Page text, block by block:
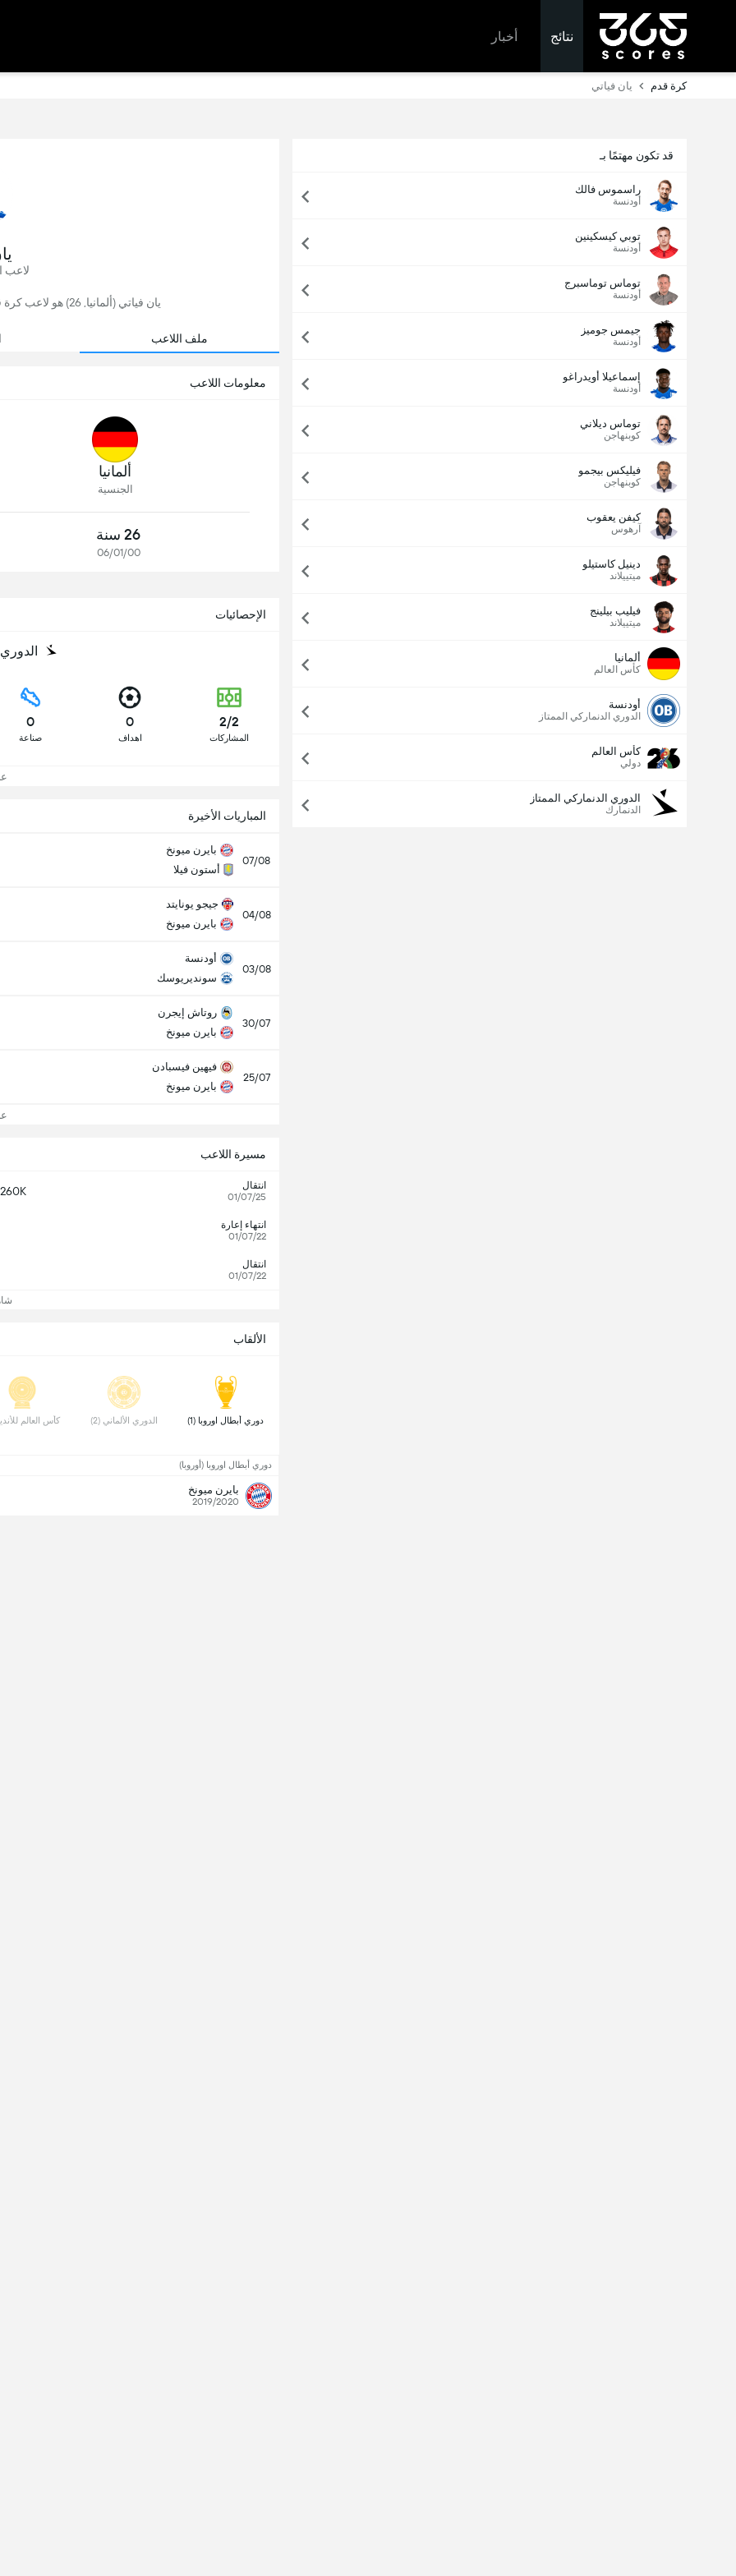
نتائج أخبار
كرة قدم يان فياتي
قد تكون مهتمًا بـ
راسموس فالك
أودنسة
توبي كيسكينين
أودنسة
توماس توماسبرج
أودنسة
جيمس جوميز
أودنسة
إسماعيلا أويدراغو
أودنسة
توماس ديلاني
كوبنهاجن
فيليكس بيجمو
كوبنهاجن
كيفن يعقوب
آرهوس
دينيل كاستيلو
ميتييلاند
فيليب بيلينج
ميتييلاند
ألمانيا
كأس العالم
أودنسة
الدوري الدنماركي الممتاز
كأس العالم
دولي
الدوري الدنماركي الممتاز
الدنمارك
لاعب
يان فياتي (ألمانيا, 26) هو لاعب كرة قدم, يلعب حاليًا لصالح أودنسة في الدنمارك.
ملف اللاعب
معلومات اللاعب
ألمانيا
الجنسية
26 سنة
06/01/00
الإحصائيات
2/2
المشاركات
0
اهداف
0
صناعة
المباريات الأخيرة
07/08
بايرن ميونخ
أستون فيلا
04/08
جيجو يونايتد
بايرن ميونخ
03/08
أودنسة
سونديريوسك
30/07
روتاش إيجرن
بايرن ميونخ
25/07
فيهين فيسبادن
بايرن ميونخ
مسيرة اللاعب
انتقال
01/07/25
انتهاء إعارة
01/07/22
انتقال
01/07/22
الألقاب
دوري أبطال اوروبا (1) الدوري الألماني (2) كأس العالم
دوري أبطال اوروبا (أوروبا)
بايرن ميونخ
2019/2020